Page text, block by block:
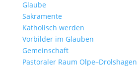
Glaube
Sakra­mente
Katho­lisch werden
Vorbilder im Glauben
Gemein­schaft
Pasto­raler Raum Olpe–Drolshagen